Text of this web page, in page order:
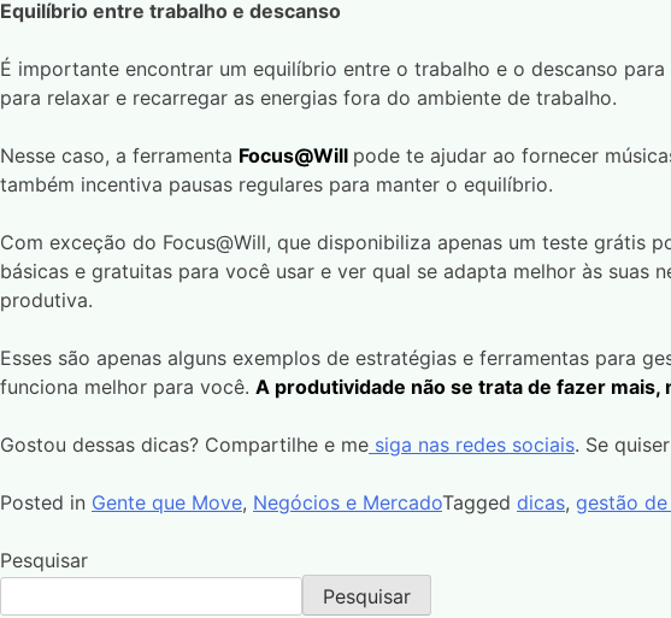
Equilíbrio entre trabalho e descanso
É importante encontrar um equilíbrio entre o trabalho e o descanso para
para relaxar e recarregar as energias fora do ambiente de trabalho.
Nesse caso, a ferramenta Focus@Will pode te ajudar ao fornecer
também incentiva pausas regulares para manter o equilíbrio.
Com exceção do Focus@Will, que disponibiliza apenas um teste
básicas e gratuitas para você usar e ver qual se adapta melhor às suas
produtiva.
Esses são apenas alguns exemplos de estratégias e ferramentas para
funciona melhor para você. A produtividade não se trata de fazer
Gostou dessas dicas? Compartilhe e me siga nas redes sociais. Se
Posted in Gente que Move, Negócios e MercadoTagged dicas, gestão
Pesquisar
Pesquisar